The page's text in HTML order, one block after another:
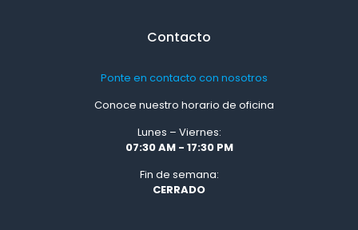
Contacto
Ponte en contacto con nosotros
Conoce nuestro horario de oficina
Lunes – Viernes:
07:30 AM - 17:30 PM
Fin de semana:
CERRADO